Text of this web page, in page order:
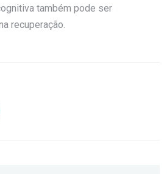
também pode ser
recuperação.